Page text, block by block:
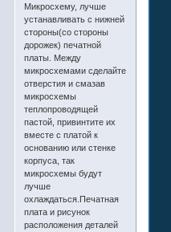
Микросхему, лучше
устанавливать с нижней
стороны(со стороны
дорожек) печатной
платы. Между
микросхемами сделайте
отверстия и смазав
микросхемы
теплопроводящей
пастой, привинтите их
вместе с платой к
основанию или стенке
корпуса, так
микросхемы будут
лучше
охлаждаться.Печатная
плата и рисунок
расположения деталей